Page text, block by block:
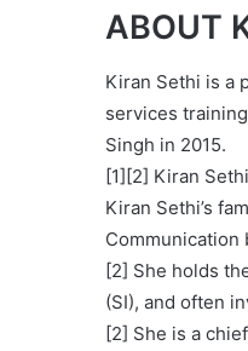
ABOUT
Kiran Sethi is a
services
Singh in 2015.
[1][2] Kiran Sethi
Kiran Sethi’s
Communication
[2] She holds
(SI), and often
[2] She is a